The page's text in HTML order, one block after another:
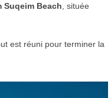
Suqeim Beach , située
est réuni pour terminer la